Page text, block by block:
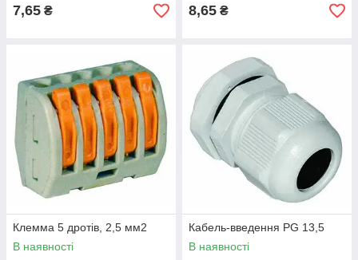
7,65 ₴ 8,65 ₴
Клемма 5 дротів, 2,5 мм2
В наявності
Кабель-введення PG 13,5
В наявності